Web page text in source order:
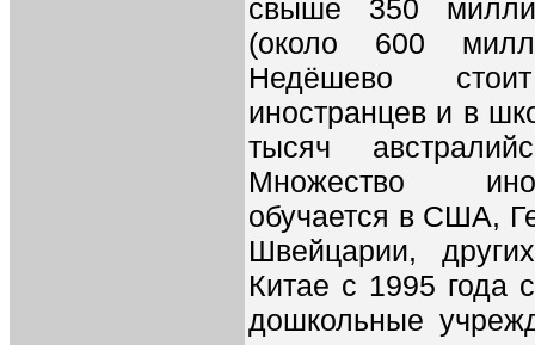
свыше 350
(около 600
Недёшево
иностранцев и в
тысяч
Множество
обучается в США,
Швейцарии,
Китае с 1995 года
дошкольные